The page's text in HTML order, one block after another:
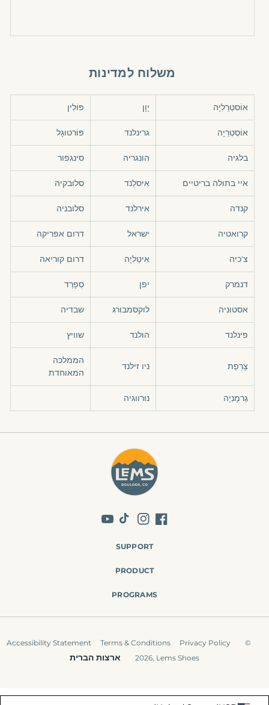
משלוח למדינות
אוֹסטְרַלִיָה יָוָן פּוֹלִין
אוֹסְטְרֵיָה גרינלנד פּוֹרטוּגָל
בלגיה הונגריה סינגפור
איי בתולה בריטיים אִיסלַנד סלובקיה
קנדה אירלנד סלובניה
קרואטיה ישראל דרום אפריקה
צ'כיה אִיטַלִיָה דרום קוריאה
דנמרק יפן סְפָרַד
אסטוניה לוקסמבורג שבדיה
פינלנד הולנד שוויץ
צָרְפַת ניו זילנד
הממלכה
המאוחדת
גֶרמָנִיָה נורווגיה
Facebook
Instagram
TikTok
YouTube
SUPPORT
PRODUCT
PROGRAMS
Accessibility Statement Terms & Conditions Privacy Policy
©
2026, Lems Shoes ארצות הברית